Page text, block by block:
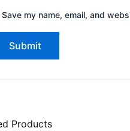
Save my name, email, and
Products